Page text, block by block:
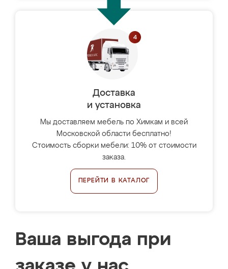
Доставка
и установка
Мы доставляем мебель по Химкам и всей
Московской области бесплатно!
Стоимость сборки мебели: 10% от стоимости
заказа.
ПЕРЕЙТИ В КАТАЛОГ
Ваша выгода при